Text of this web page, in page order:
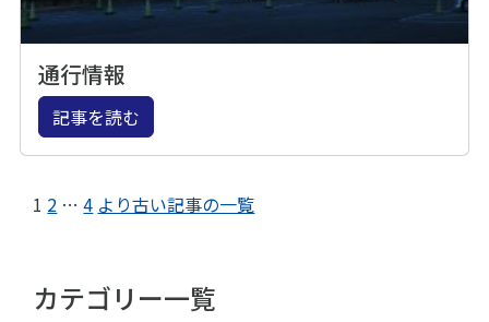
通行情報
記事を読む
1 2 … 4 より古い記事の一覧
カテゴリー一覧